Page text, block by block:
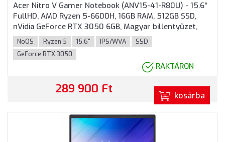
Acer Nitro V Gamer Notebook (ANV15-41-R80U) - 15.6"
FullHD, AMD Ryzen 5-6600H, 16GB RAM, 512GB SSD,
nVidia GeForce RTX 3050 6GB, Magyar billentyűzet,
Operációs rendszer nélkül, 3 év garancia, Fekete
színben
NoOS Ryzen 5 15.6" IPS/WVA
SSD
GeForce RTX 3050
RAKTÁRON
289 900 Ft kosárba